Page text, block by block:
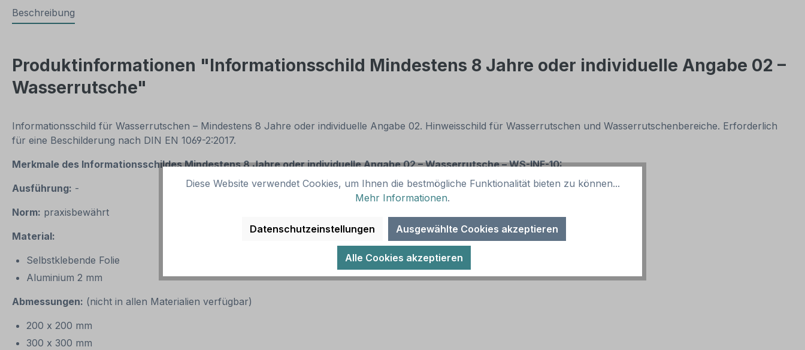
Beschreibung
Produktinformationen "Informationsschild Mindestens 8 Jahre oder individuelle Angabe 02 –
Wasserrutsche"
Informationsschild für Wasserrutschen – Mindestens 8 Jahre oder individuelle Angabe 02. Hinweisschild für Wasserrutschen und Wasserrutschenbereiche. Erforderlich
für eine Beschilderung nach DIN EN 1069-2:2017.
Merkmale des InformationsschildesMindestens 8 Jahre oder individuelle Angabe02– Wasserrutsche – WS-INF-10:
Ausführung: -
Norm: praxisbewährt
Material:
Selbstklebende Folie
Aluminium 2 mm
Abmessungen: (nicht in allen Materialien verfügbar)
200 x 200 mm
300 x 300 mm
Diese Website verwendet Cookies, um Ihnen die bestmögliche Funktionalität bieten zu können...
Mehr Informationen.
Datenschutzeinstellungen Ausgewählte Cookies akzeptieren
Alle Cookies akzeptieren